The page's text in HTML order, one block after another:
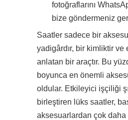
fotoğraflarını
bize göndermeniz
Saatler sadece bir
yadigârdır, bir kimliktir ve
anlatan bir araçtır. Bu
boyunca en önemli
oldular. Etkileyici işçiliği
birleştiren lüks saatler,
aksesuarlardan çok daha